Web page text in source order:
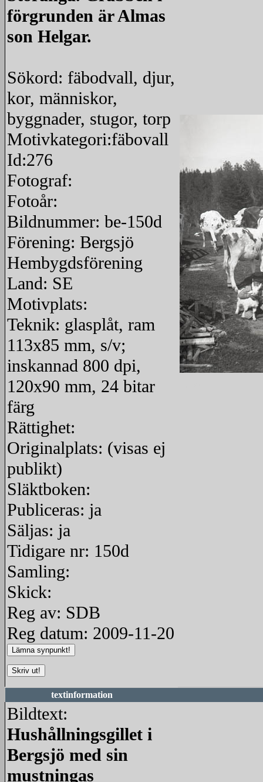
förgrunden är Almas
son Helgar.
Sökord: fäbodvall, djur,
kor, människor,
byggnader, stugor, torp
Motivkategori:fäbovall
Id:276
Fotograf:
Fotoår:
Bildnummer: be-150d
Förening: Bergsjö
Hembygdsförening
Land: SE
Motivplats:
Teknik: glasplåt, ram
113x85 mm, s/v;
inskannad 800 dpi,
120x90 mm, 24 bitar
färg
Rättighet:
Originalplats: (visas ej
publikt)
Släktboken:
Publiceras: ja
Säljas: ja
Tidigare nr: 150d
Samling:
Skick:
Reg av: SDB
Reg datum: 2009-11-20
textinformation
Bildtext:
Hushållningsgillet i
Bergsjö med sin
mustningas